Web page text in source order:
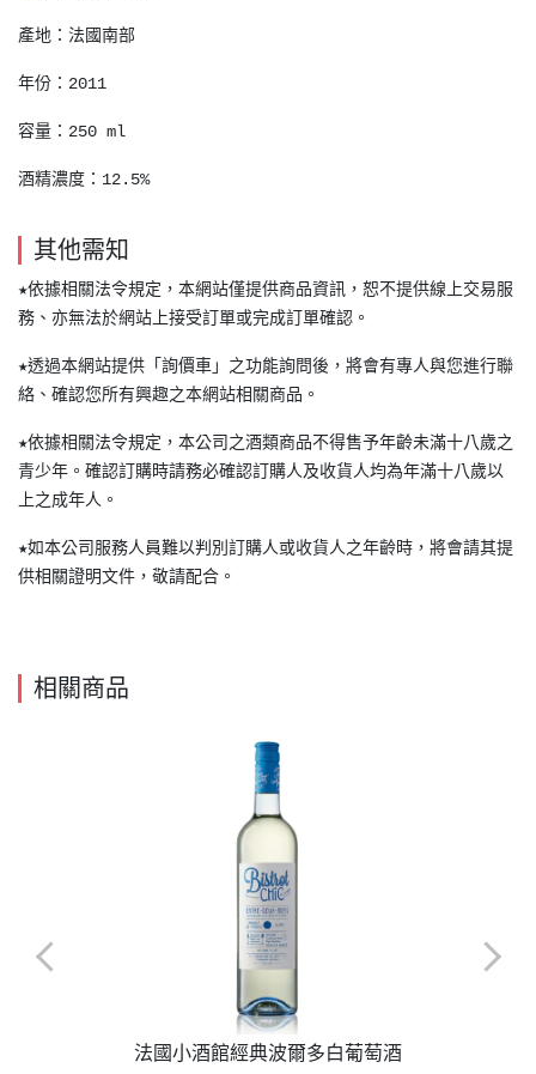
產地：法國南部
年份：2011
容量：250 ml
酒精濃度：12.5%
其他需知
★依據相關法令規定，本網站僅提供商品資訊，恕不提供線上交易服
務、亦無法於網站上接受訂單或完成訂單確認。
★透過本網站提供「詢價車」之功能詢問後，將會有專人與您進行聯
絡、確認您所有興趣之本網站相關商品。
★依據相關法令規定，本公司之酒類商品不得售予年齡未滿十八歲之
青少年。確認訂購時請務必確認訂購人及收貨人均為年滿十八歲以
上之成年人。
★如本公司服務人員難以判別訂購人或收貨人之年齡時，將會請其提
供相關證明文件，敬請配合。
相關商品
法國小酒館經典波爾多白葡萄酒